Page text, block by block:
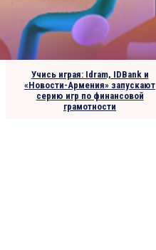
Учись играя: Idram, IDBank и
«Новости-Армения» запускают
серию игр по финансовой
грамотности